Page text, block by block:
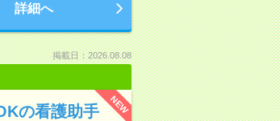
詳細へ
掲載日：2026.08.08
NEW
の看護助手